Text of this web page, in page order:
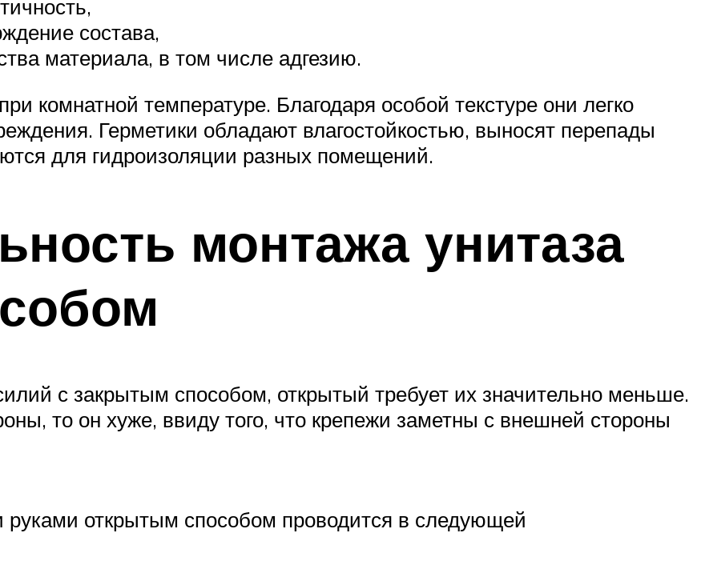
состава,
материала, в том числе адгезию.
комнатной температуре. Благодаря особой текстуре они легко
Герметики обладают влагостойкостью, выносят перепады
для гидроизоляции разных помещений.
монтажа унитаза
с закрытым способом, открытый требует их значительно меньше.
то он хуже, ввиду того, что крепежи заметны с внешней стороны
руками открытым способом проводится в следующей